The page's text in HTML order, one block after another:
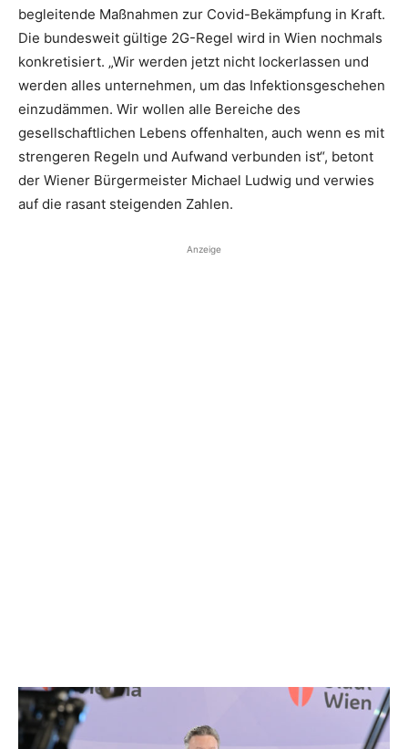
begleitende Maßnahmen zur Covid-Bekämpfung in Kraft.
Die bundesweit gültige 2G-Regel wird in Wien nochmals
konkretisiert. „Wir werden jetzt nicht lockerlassen und
werden alles unternehmen, um das Infektionsgeschehen
einzudämmen. Wir wollen alle Bereiche des
gesellschaftlichen Lebens offenhalten, auch wenn es mit
strengeren Regeln und Aufwand verbunden ist“, betont
der Wiener Bürgermeister Michael Ludwig und verwies
auf die rasant steigenden Zahlen.
Anzeige